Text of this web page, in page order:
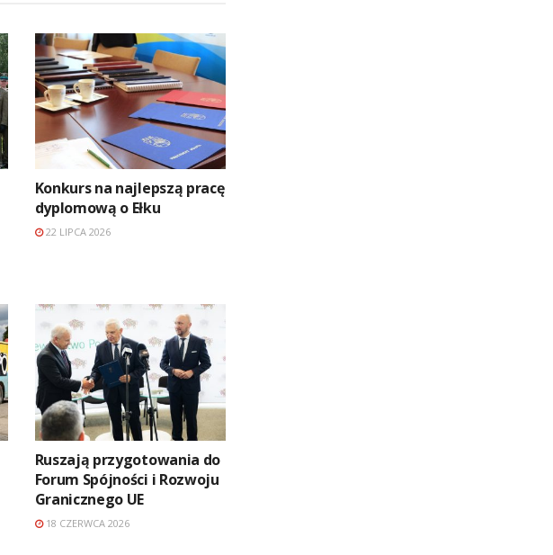
Konkurs na najlepszą pracę
dyplomową o Ełku
22 LIPCA 2026
Ruszają przygotowania do
Forum Spójności i Rozwoju
Granicznego UE
18 CZERWCA 2026